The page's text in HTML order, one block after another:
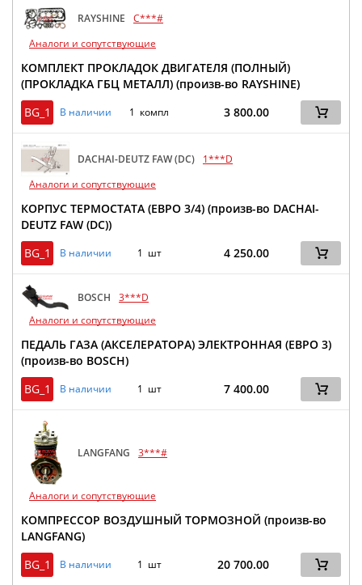
RAYSHINE
C***#
Аналоги и сопутствующие
КОМПЛЕКТ ПРОКЛАДОК ДВИГАТЕЛЯ (ПОЛНЫЙ)
(ПРОКЛАДКА ГБЦ МЕТАЛЛ) (произв-во RAYSHINE)
BG_1
В наличии 1 компл 3 800.00
DACHAI-DEUTZ FAW (DC)
1***D
Аналоги и сопутствующие
КОРПУС ТЕРМОСТАТА (ЕВРО 3/4) (произв-во DACHAI-
DEUTZ FAW (DC))
BG_1
В наличии 1 шт 4 250.00
BOSCH
3***D
Аналоги и сопутствующие
ПЕДАЛЬ ГАЗА (АКСЕЛЕРАТОРА) ЭЛЕКТРОННАЯ (ЕВРО 3)
(произв-во BOSCH)
BG_1
В наличии 1 шт 7 400.00
LANGFANG 3***#
Аналоги и сопутствующие
КОМПРЕССОР ВОЗДУШНЫЙ ТОРМОЗНОЙ (произв-во
LANGFANG)
BG_1
В наличии 1 шт 20 700.00